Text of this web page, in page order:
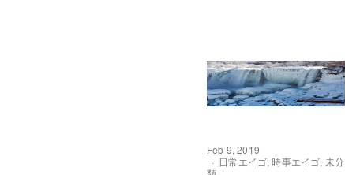
Feb 9, 2019
日常エイゴ,時事エイゴ, 未分